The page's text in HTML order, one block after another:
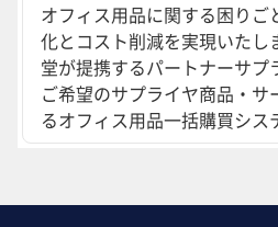
オフィス用品に関する困りご
化とコスト削減を実現いた
堂が提携するパートナーサ
ご希望のサプライヤ商品・サ
るオフィス用品一括購買シス